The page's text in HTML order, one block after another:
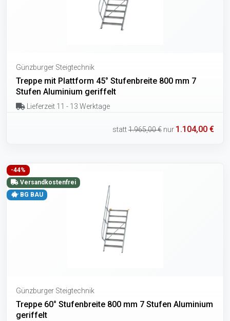
Günzburger Steigtechnik
Treppe mit Plattform 45° Stufenbreite 800 mm 7
Stufen Aluminium geriffelt
Lieferzeit 11 - 13 Werktage
statt1.965,00 € nur 1.104,00 €
-44%
Versandkostenfrei
BG BAU
Günzburger Steigtechnik
Treppe 60° Stufenbreite 800 mm 7 Stufen Aluminium
geriffelt